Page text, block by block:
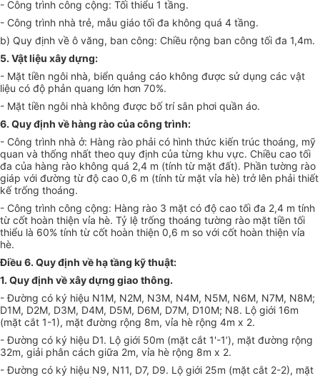
- Công trình công cộng: Tối thiểu 1 tầng.
- Công trình nhà trẻ, mẫu giáo tối đa không quá 4 tầng.
b) Quy định về ô văng, ban công: Chiều rộng ban công tối đa 1,4m.
5. Vật liệu xây dựng:
- Mặt tiền ngôi nhà, biển quảng cáo không được sử dụng các vật
liệu có độ phản quang lớn hơn 70%.
- Mặt tiền ngôi nhà không được bố trí sân phơi quần áo.
6. Quy định về hàng rào của công trình:
- Công trình nhà ở: Hàng rào phải có hình thức kiến trúc thoáng, mỹ
quan và thống nhất theo quy định của từng khu vực. Chiều cao tối
đa của hàng rào không quá 2,4 m (tính từ mặt đất). Phần tường rào
giáp với đường từ độ cao 0,6 m (tính từ mặt vỉa hè) trở lên phải thiết
kế trống thoáng.
- Công trình công cộng: Hàng rào 3 mặt có độ cao tối đa 2,4 m tính
từ cốt hoàn thiện vỉa hè. Tỷ lệ trống thoáng tường rào mặt tiền tối
thiểu là 60% tính từ cốt hoàn thiện 0,6 m so với cốt hoàn thiện vỉa
hè.
Điều 6. Quy định về hạ tầng kỹ thuật:
1. Quy định về xây dựng giao thông.
- Đường có ký hiệu N1M, N2M, N3M, N4M, N5M, N6M, N7M, N8M;
D1M, D2M, D3M, D4M, D5M, D6M, D7M, D10M; N8. Lộ giới 16m
(mặt cắt 1-1), mặt đường rộng 8m, vỉa hè rộng 4m x 2.
- Đường có ký hiệu D1. Lộ giới 50m (mặt cắt 1'-1’), mặt đường rộng
32m, giải phân cách giữa 2m, vỉa hè rộng 8m x 2.
- Đường có ký hiệu N9, N11, D7, D9. Lộ giới 25m (mặt cắt 2-2), mặt